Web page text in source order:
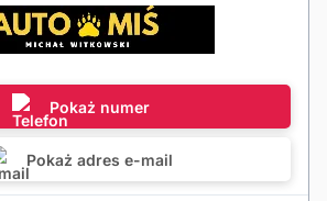
Pokaż numer
Pokaż adres e-mail